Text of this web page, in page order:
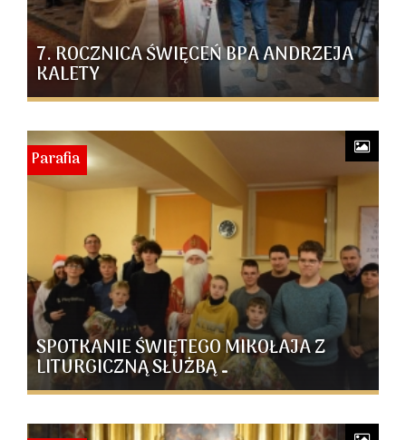
7. ROCZNICA ŚWIĘCEŃ BPA ANDRZEJA
KALETY
SPOTKANIE ŚWIĘTEGO MIKOŁAJA Z
LITURGICZNĄ SŁUŻBĄ …
Parafia